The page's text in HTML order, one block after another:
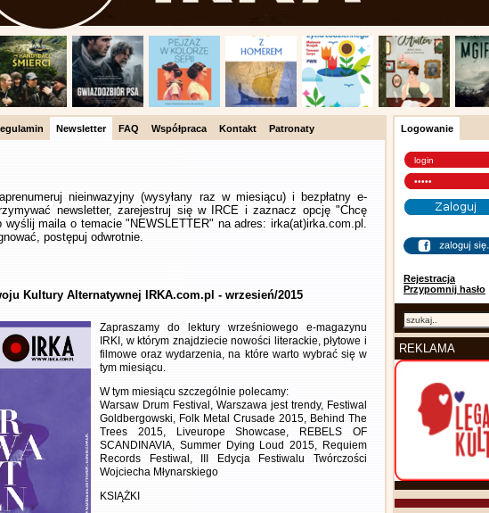
Newsletter FAQ Współpraca Kontakt Patronaty
nieinwazyjny (wysyłany raz w miesiącu) i bezpłatny e-
newsletter, zarejestruj się w IRCE i zaznacz opcję "Chcę
wyślij maila o temacie "NEWSLETTER" na adres: irka(at)irka.com.pl.
postępuj odwrotnie.
Kultury Alternatywnej IRKA.com.pl - wrzesień/2015
Zapraszamy do lektury wrześniowego e-magazynu
IRKI, w którym znajdziecie nowości literackie, płytowe i
filmowe oraz wydarzenia, na które warto wybrać się w
tym miesiącu.
W tym miesiącu szczególnie polecamy:
Warsaw Drum Festival, Warszawa jest trendy, Festiwal
Goldbergowski, Folk Metal Crusade 2015, Behind The
Trees 2015, Liveurope Showcase, REBELS OF
SCANDINAVIA, Summer Dying Loud 2015, Requiem
Records Festiwal, III Edycja Festiwalu Twórczości
Wojciecha Młynarskiego
KSIĄŻKI
Logowanie
Rejestracja
Przypomnij hasło
REKLAMA